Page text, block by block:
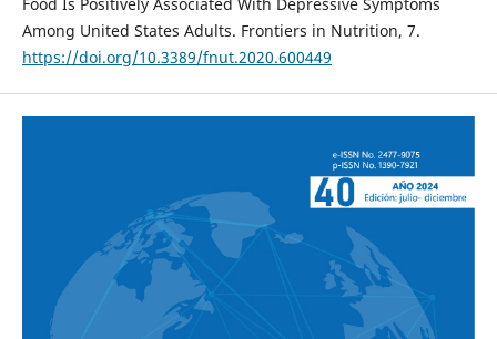
Among United States Adults. Frontiers in Nutrition, 7.
https://doi.org/10.3389/fnut.2020.600449